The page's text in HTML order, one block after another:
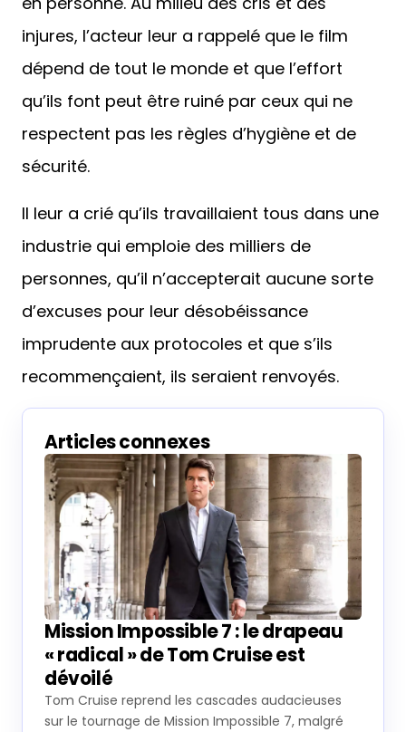
injures, l’acteur leur a rappelé que le film
dépend de tout le monde et que l’effort
qu’ils font peut être ruiné par ceux qui ne
respectent pas les règles d’hygiène et de
sécurité.
Il leur a crié qu’ils travaillaient tous dans une
industrie qui emploie des milliers de
personnes, qu’il n’accepterait aucune sorte
d’excuses pour leur désobéissance
imprudente aux protocoles et que s’ils
recommençaient, ils seraient renvoyés.
Articles connexes
Mission Impossible 7 : le drapeau
« radical » de Tom Cruise est
dévoilé
Tom Cruise reprend les cascades audacieuses
sur le tournage de Mission Impossible 7, malgré